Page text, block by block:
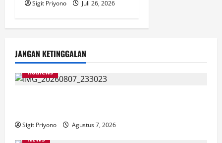
Sigit Priyono Juli 26, 2026
JANGAN KETINGGALAN
Hotnews
Sigit Priyono
Agustus 7, 2026
NEWS